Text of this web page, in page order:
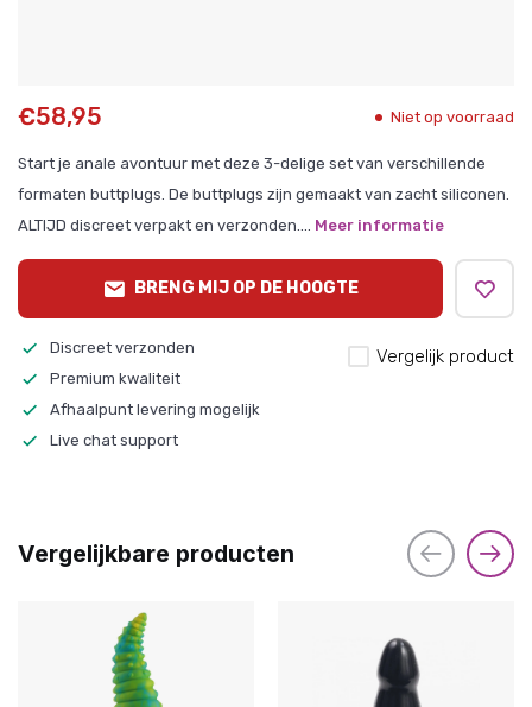
€58,95 Niet op voorraad
Start je anale avontuur met deze 3-delige set van verschillende
formaten buttplugs. De buttplugs zijn gemaakt van zacht siliconen.
ALTIJD discreet verpakt en verzonden.... Meer informatie
BRENG MIJ OP DE HOOGTE
Discreet verzonden
Premium kwaliteit
Afhaalpunt levering mogelijk
Live chat support
Vergelijk product
Vergelijkbare producten